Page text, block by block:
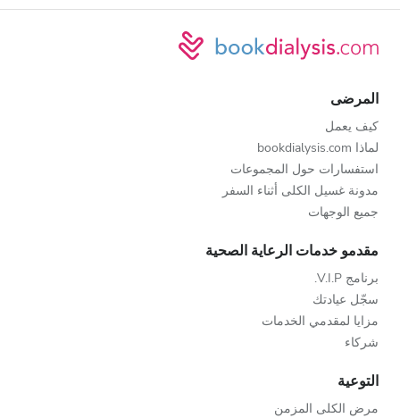
المرضى
كيف يعمل
لماذا bookdialysis.com
استفسارات حول المجموعات
مدونة غسيل الكلى أثناء السفر
جميع الوجهات
مقدمو خدمات الرعاية الصحية
برنامج V.I.P.
سجّل عيادتك
مزايا لمقدمي الخدمات
شركاء
التوعية
مرض الكلى المزمن